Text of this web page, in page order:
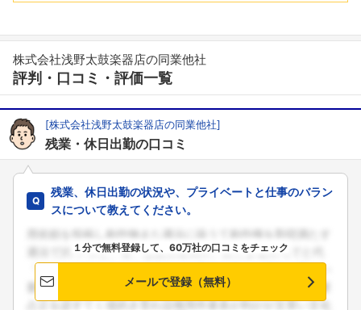
株式会社浅野太鼓楽器店の同業他社
評判・口コミ・評価一覧
[株式会社浅野太鼓楽器店の同業他社]
残業・休日出勤の口コミ
残業、休日出勤の状況や、プライベートと仕事のバラン
スについて教えてください。
１分で無料登録して、60万社の口コミをチェック
メールで登録（無料）